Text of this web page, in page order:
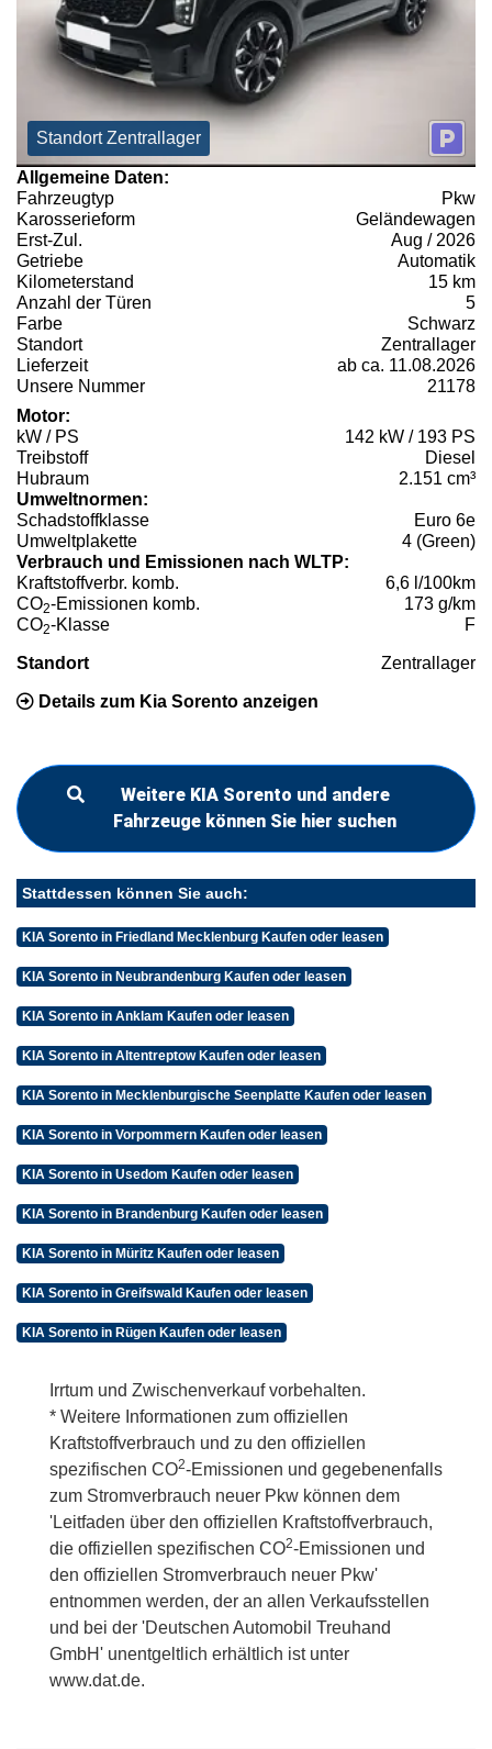
Standort Zentrallager
Allgemeine Daten:
Fahrzeugtyp
Pkw
Karosserieform
Geländewagen
Erst-Zul.
Aug / 2026
Getriebe
Automatik
Kilometerstand
15 km
Anzahl der Türen
5
Farbe
Schwarz
Standort
Zentrallager
Lieferzeit
ab ca. 11.08.2026
Unsere Nummer
21178
Motor:
kW / PS
142 kW / 193 PS
Treibstoff
Diesel
Hubraum
2.151 cm³
Umweltnormen:
Schadstoffklasse
Euro 6e
Umweltplakette
4 (Green)
Verbrauch und Emissionen nach WLTP:
Kraftstoffverbr. komb.
6,6 l/100km
CO2-Emissionen komb.
173 g/km
CO2-Klasse F
Standort Zentrallager
Details zum Kia Sorento anzeigen
Weitere KIA Sorento und andere
Fahrzeuge können Sie hier suchen
Stattdessen können Sie auch:
KIA Sorento in Friedland Mecklenburg Kaufen oder leasen
KIA Sorento in Neubrandenburg Kaufen oder leasen
KIA Sorento in Anklam Kaufen oder leasen
KIA Sorento in Altentreptow Kaufen oder leasen
KIA Sorento in Mecklenburgische Seenplatte Kaufen oder leasen
KIA Sorento in Vorpommern Kaufen oder leasen
KIA Sorento in Usedom Kaufen oder leasen
KIA Sorento in Brandenburg Kaufen oder leasen
KIA Sorento in Müritz Kaufen oder leasen
KIA Sorento in Greifswald Kaufen oder leasen
KIA Sorento in Rügen Kaufen oder leasen
Irrtum und Zwischenverkauf vorbehalten.
* Weitere Informationen zum offiziellen
Kraftstoffverbrauch und zu den offiziellen
spezifischen CO2-Emissionen und gegebenenfalls
zum Stromverbrauch neuer Pkw können dem
'Leitfaden über den offiziellen Kraftstoffverbrauch,
die offiziellen spezifischen CO2-Emissionen und
den offiziellen Stromverbrauch neuer Pkw'
entnommen werden, der an allen Verkaufsstellen
und bei der 'Deutschen Automobil Treuhand
GmbH' unentgeltlich erhältlich ist unter
www.dat.de.